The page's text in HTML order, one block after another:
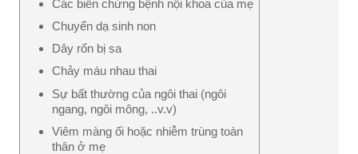
Các biến chứng bệnh nội khoa của mẹ
Chuyển dạ sinh non
Dây rốn bị sa
Chảy máu nhau thai
Sự bất thường của ngôi thai (ngôi
ngang, ngôi mông, ..v.v)
Viêm màng ối hoặc nhiễm trùng toàn
thân ở mẹ